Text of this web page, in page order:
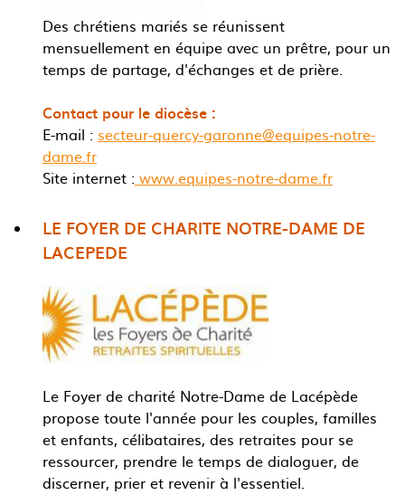
Des chrétiens mariés se réunissent
mensuellement en équipe avec un prêtre, pour un
temps de partage, d'échanges et de prière.
Contact pour le diocèse :
E-mail : secteur-quercy-garonne@equipes-notre-
dame.fr
Site internet : www.equipes-notre-dame.fr
LE FOYER DE CHARITE NOTRE-DAME DE
LACEPEDE
Le Foyer de charité Notre-Dame de Lacépède
propose toute l'année pour les couples, familles
et enfants, célibataires, des retraites pour se
ressourcer, prendre le temps de dialoguer, de
discerner, prier et revenir à l'essentiel.